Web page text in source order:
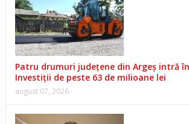
Patru drumuri județene din Argeș intră
Investiții de peste 63 de milioane lei
august 07, 2026